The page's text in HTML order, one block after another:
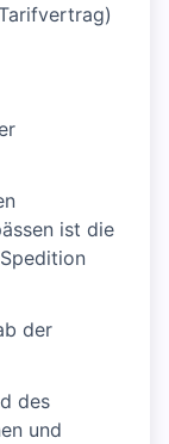
ist die
der
des
und